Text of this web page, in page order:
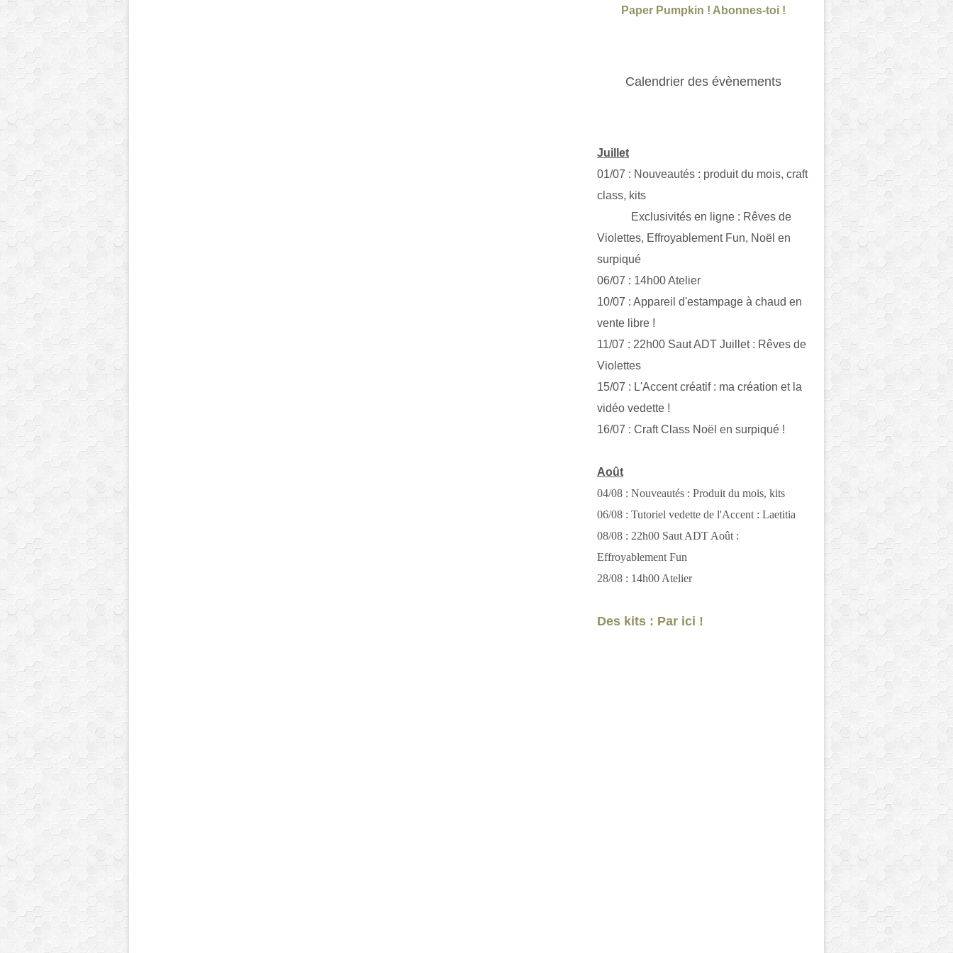
Paper Pumpkin ! Abonnes-toi !
Calendrier des évènements
Juillet
01/07 : Nouveautés : produit du mois, craft
class, kits
Exclusivités en ligne : Rêves de
Violettes, Effroyablement Fun, Noël en
surpiqué
06/07 : 14h00 Atelier
10/07 : Appareil d'estampage à chaud en
vente libre !
11/07 : 22h00 Saut ADT Juillet : Rêves de
Violettes
15/07 : L'Accent créatif : ma création et la
vidéo vedette !
16/07 : Craft Class Noël en surpiqué !
Août
04/08 : Nouveautés : Produit du mois, kits
06/08 : Tutoriel vedette de l'Accent : Laetitia
08/08 : 22h00 Saut ADT Août :
Effroyablement Fun
28/08 : 14h00 Atelier
Des kits : Par ici !